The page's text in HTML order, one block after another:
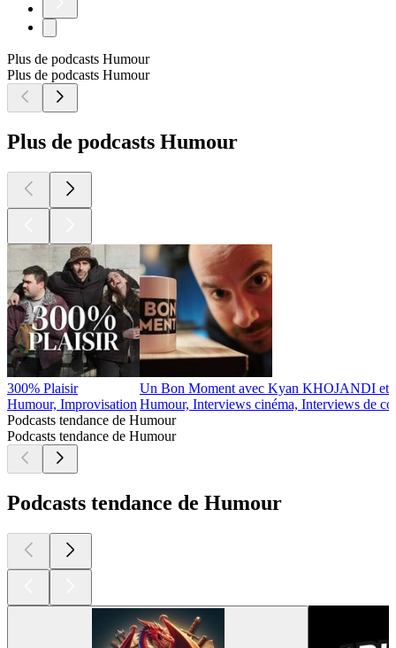
Plus de podcasts Humour
Plus de podcasts Humour
Plus de podcasts Humour
300% Plaisir
Humour, Improvisation
Un Bon Moment avec Kyan KHOJANDI et
Humour, Interviews cinéma, Interviews de
Podcasts tendance de Humour
Podcasts tendance de Humour
Podcasts tendance de Humour